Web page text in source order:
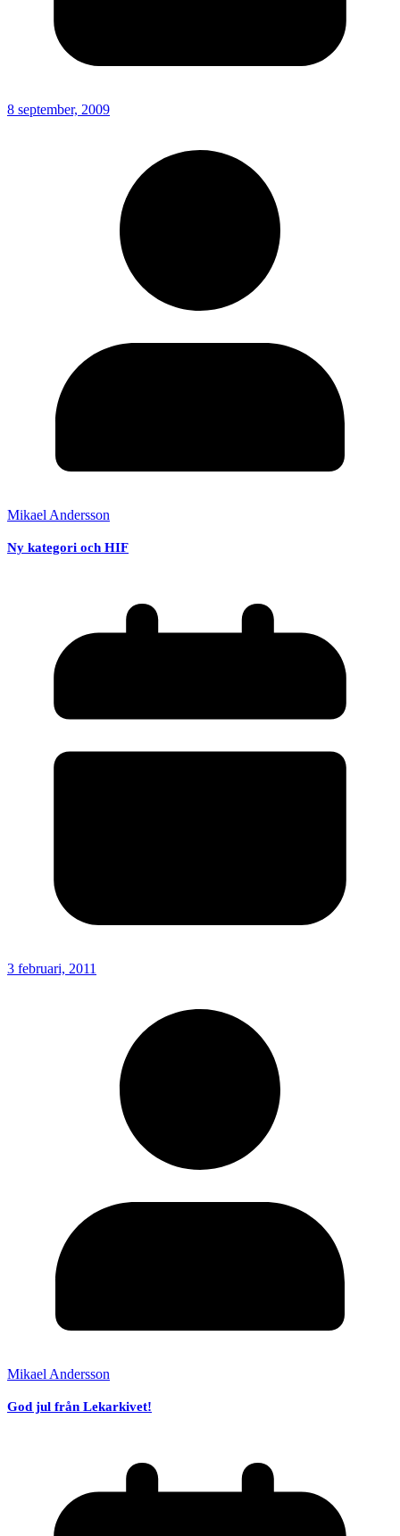
8 september, 2009
Mikael Andersson
Ny kategori och HIF
3 februari, 2011
Mikael Andersson
God jul från Lekarkivet!